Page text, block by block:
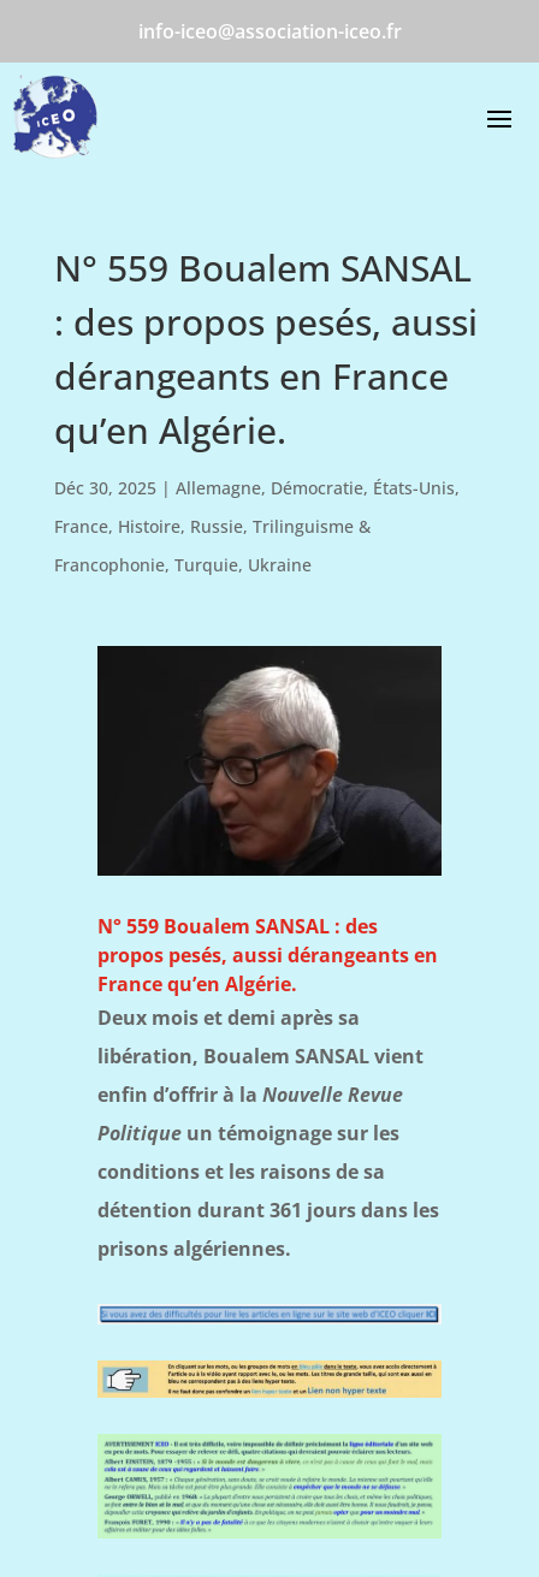
info-iceo@association-iceo.fr
N° 559 Boualem SANSAL
: des propos pesés, aussi
dérangeants en France
qu’en Algérie.
Déc 30, 2025| Allemagne, Démocratie, États-Unis,
France, Histoire, Russie, Trilinguisme &
Francophonie, Turquie, Ukraine
N° 559 Boualem SANSAL : des
propos pesés, aussi dérangeants en
France qu’en Algérie.
Deux mois et demi après sa
libération, Boualem SANSAL vient
enfin d’offrir à la Nouvelle Revue
Politiqueun témoignage sur les
conditions et les raisons de sa
détention durant 361 jours dans les
prisons algériennes.